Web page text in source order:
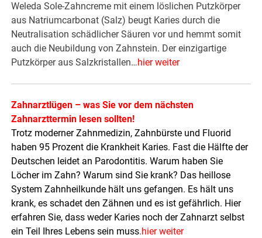
Weleda Sole-Zahncreme mit einem löslichen Putzkörper
aus Natriumcarbonat (Salz) beugt Karies durch die
Neutralisation schädlicher Säuren vor und hemmt somit
auch die Neubildung von Zahnstein. Der einzigartige
Putzkörper aus Salzkristallen…hier weiter
Zahnarztlügen – was Sie vor dem nächsten
Zahnarzttermin lesen sollten!
Trotz moderner Zahnmedizin, Zahnbürste und Fluorid
haben 95 Prozent die Krankheit Karies. Fast die Hälfte der
Deutschen leidet an Parodontitis. Warum haben Sie
Löcher im Zahn? Warum sind Sie krank? Das heillose
System Zahnheilkunde hält uns gefangen. Es hält uns
krank, es schadet den Zähnen und es ist gefährlich. Hier
erfahren Sie, dass weder Karies noch der Zahnarzt selbst
ein Teil Ihres Lebens sein muss.hier weiter